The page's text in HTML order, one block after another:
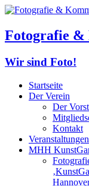
Fotografie &
Wir sind Foto!
Startseite
Der Verein
Der
Kontakt
Veranstaltungen
MHH